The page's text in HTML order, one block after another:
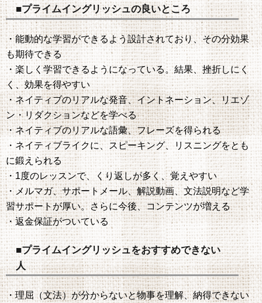
■プライムイングリッシュの良いところ
・能動的な学習ができるよう設計されており、その分効果
も期待できる
・楽しく学習できるようになっている。結果、挫折しにく
く、効果を得やすい
・ネイティブのリアルな発音、イントネーション、リエゾ
ン・リダクションなどを学べる
・ネイティブのリアルな語彙、フレーズを得られる
・ネイティブライクに、スピーキング、リスニングをとも
に鍛えられる
・1度のレッスンで、くり返しが多く、覚えやすい
・メルマガ、サポートメール、解説動画、文法説明など学
習サポートが厚い。さらに今後、コンテンツが増える
・返金保証がついている
■プライムイングリッシュをおすすめできない
人
・理屈（文法）が分からないと物事を理解、納得できない